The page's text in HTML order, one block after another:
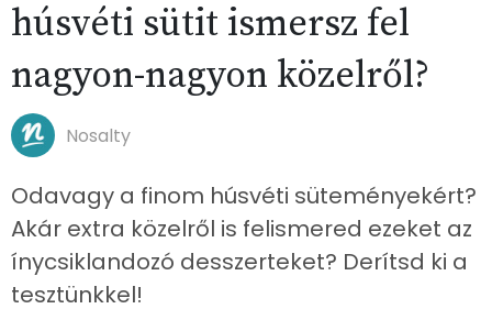
húsvéti sütit ismersz fel
nagyon-nagyon közelről?
Nosalty
Odavagy a finom húsvéti süteményekért?
Akár extra közelről is felismered ezeket az
ínycsiklandozó desszerteket? Derítsd ki a
tesztünkkel!